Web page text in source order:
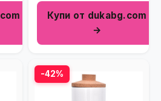
Купи от dukabg.com
→
-42%